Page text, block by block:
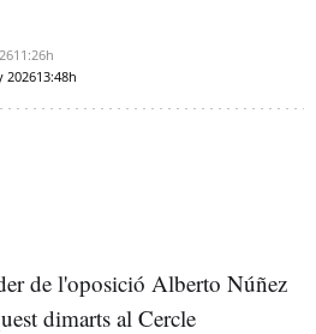
11:26h
202613:48h
de l'oposició Alberto Núñez
dimarts al Cercle